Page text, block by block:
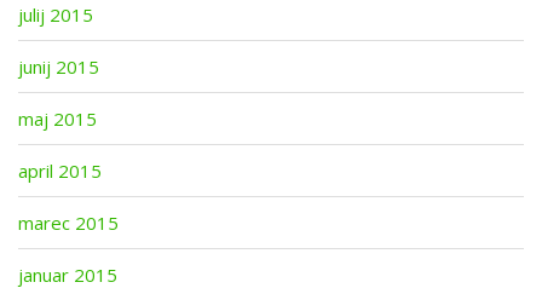
julij 2015
junij 2015
maj 2015
april 2015
marec 2015
januar 2015